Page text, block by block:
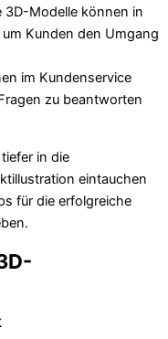
3D-Modelle können in
Kunden den Umgang
im Kundenservice
zu beantworten
in die
eintauchen
für die erfolgreiche